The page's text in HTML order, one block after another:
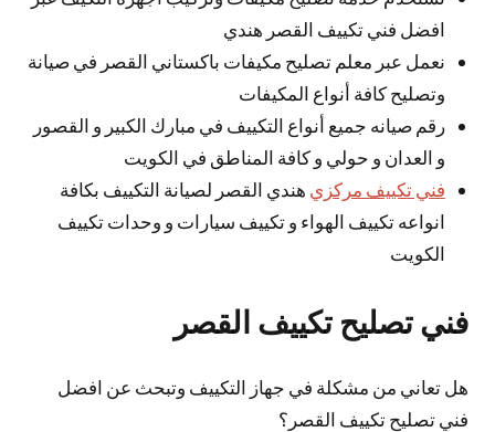
افضل فني تكييف القصر هندي
نعمل عبر معلم تصليح مكيفات باكستاني القصر في صيانة
وتصليح كافة أنواع المكيفات
رقم صيانه جميع أنواع التكييف في مبارك الكبير و القصور
و العدان و حولي و كافة المناطق في الكويت
فني تكييف مركزي هندي القصر لصيانة التكييف بكافة
انواعه تكييف الهواء و تكييف سيارات و وحدات تكييف
الكويت
فني تصليح تكييف القصر
هل تعاني من مشكلة في جهاز التكييف وتبحث عن افضل
فني تصليح تكييف القصر؟